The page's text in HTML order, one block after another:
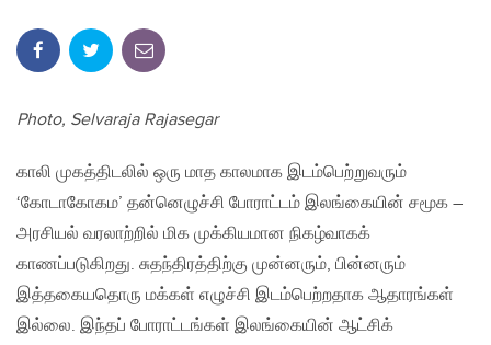
Photo, Selvaraja Rajasegar
காலி முகத்திடலில் ஒரு மாத காலமாக இடம்பெற்றுவரும்
‘கோடாகோகம’ தன்னெழுச்சி போராட்டம் இலங்கையின் சமூக –
அரசியல் வரலாற்றில் மிக முக்கியமான நிகழ்வாகக்
காணப்படுகிறது. சுதந்திரத்திற்கு முன்னரும், பின்னரும்
இத்தகையதொரு மக்கள் எழுச்சி இடம்பெற்றதாக ஆதாரங்கள்
இல்லை. இந்தப் போராட்டங்கள் இலங்கையின் ஆட்சிக்